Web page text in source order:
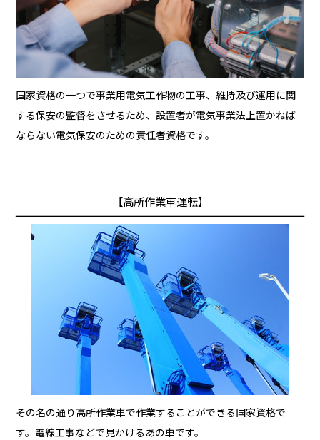
国家資格の一つで事業用電気工作物の工事、維持及び運用に関
する保安の監督をさせるため、設置者が電気事業法上置かねば
ならない電気保安のための責任者資格です。
【高所作業車運転】
その名の通り高所作業車で作業することができる国家資格で
す。電線工事などで見かけるあの車です。